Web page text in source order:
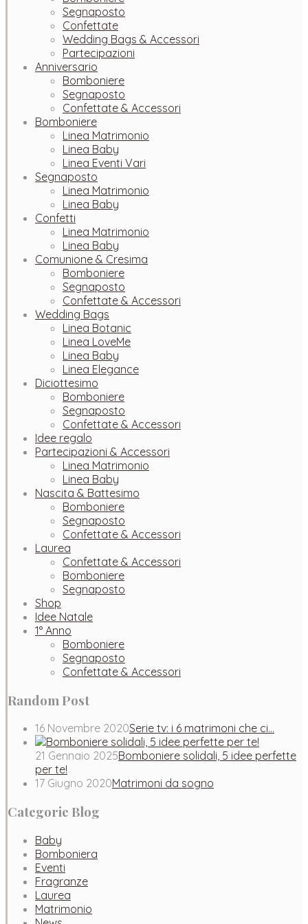
Segnaposto
Confettate
Wedding Bags & Accessori
Partecipazioni
Anniversario
Bomboniere
Segnaposto
Confettate & Accessori
Bomboniere
Linea Matrimonio
Linea Baby
Linea Eventi Vari
Segnaposto
Linea Matrimonio
Linea Baby
Confetti
Linea Matrimonio
Linea Baby
Comunione & Cresima
Bomboniere
Segnaposto
Confettate & Accessori
Wedding Bags
Linea Botanic
Linea LoveMe
Linea Baby
Linea Elegance
Diciottesimo
Bomboniere
Segnaposto
Confettate & Accessori
Idee regalo
Partecipazioni & Accessori
Linea Matrimonio
Linea Baby
Nascita & Battesimo
Bomboniere
Segnaposto
Confettate & Accessori
Laurea
Confettate & Accessori
Bomboniere
Segnaposto
Shop
Idee Natale
1° Anno
Bomboniere
Segnaposto
Confettate & Accessori
Random Post
16 Novembre 2020Serie tv: i 6 matrimoni che ci…
21 Gennaio 2025Bomboniere solidali, 5 idee perfette
per te!
17 Giugno 2020Matrimoni da sogno
Categorie Blog
Baby
Bomboniera
Eventi
Fragranze
Laurea
Matrimonio